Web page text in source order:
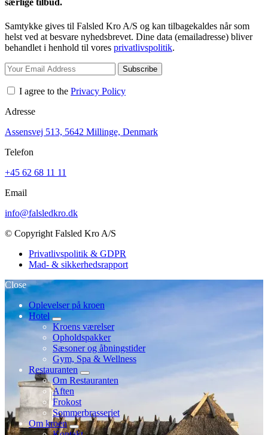
særlige tilbud.
Samtykke gives til Falsled Kro A/S og kan tilbagekaldes når som
helst ved at besvare nyhedsbrevet. Dine data (emailadresse) bliver
behandlet i henhold til vores privatlivspolitik.
Subscribe
I agree to the Privacy Policy
Adresse
Assensvej 513, 5642 Millinge, Denmark
Telefon
+45 62 68 11 11
Email
info@falsledkro.dk
© Copyright Falsled Kro A/S
Privatlivspolitik & GDPR
Mad- & sikkerhedsrapport
Close
Oplevelser på kroen
Hotel
expand
child
menu
Kroens værelser
Opholdspakker
Sæsoner og åbningstider
Gym, Spa & Wellness
Restauranten
expand
child
Om Restauranten
Aften
Frokost
Sommerbrasseriet
Om kroen
expand